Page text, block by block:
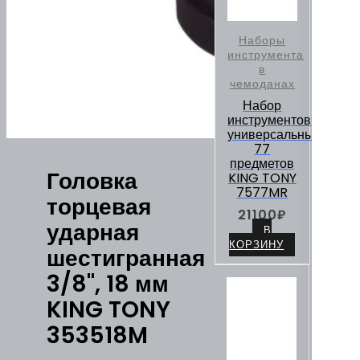
Головка
торцевая
ударная
шестигранная
3/8", 18 мм
KING TONY
353518M
Наборы
инструмента
в
чемоданах
Набор
инструментов
универсальный,
77
предметов
KING TONY
7577MR
21100₽
В
КОРЗИНУ